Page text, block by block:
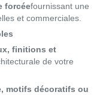
forcéefournissant une
et commerciales.
finitions et
de votre
motifs décoratifs ou